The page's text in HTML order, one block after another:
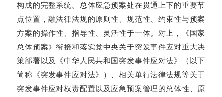
构成的完整系统。总体应急预案处在贯通上下的重要节
点位置，融法律法规的原则性、规范性、约束性与预案
方案的操作性、指导性、灵活性于一体。对上，《国家
总体预案》衔接和落实党中央关于突发事件应对重大决
策部署以及《中华人民共和国突发事件应对法》（以下
简称《突发事件应对法》）、相关单行法律法规等关于
突发事件应对权责配置以及应急预案管理的总体性、原